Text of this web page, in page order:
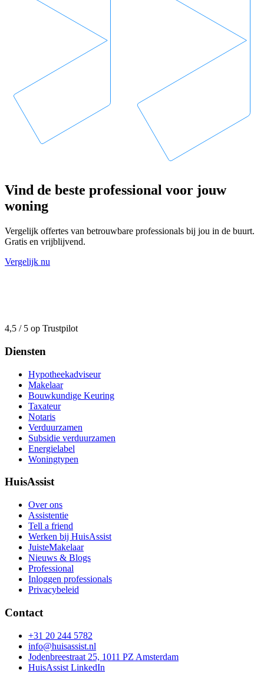
Vind de beste professional voor jouw
woning
Vergelijk offertes van betrouwbare professionals bij jou in de buurt.
Gratis en vrijblijvend.
Vergelijk nu
4,5 / 5 op Trustpilot
Diensten
Hypotheekadviseur
Makelaar
Bouwkundige Keuring
Taxateur
Notaris
Verduurzamen
Subsidie verduurzamen
Energielabel
Woningtypen
HuisAssist
Over ons
Assistentie
Tell a friend
Werken bij HuisAssist
JuisteMakelaar
Nieuws & Blogs
Professional
Inloggen professionals
Privacybeleid
Contact
+31 20 244 5782
info@huisassist.nl
Jodenbreestraat 25, 1011 PZ Amsterdam
HuisAssist LinkedIn